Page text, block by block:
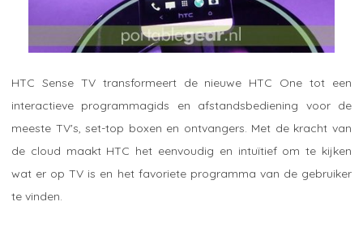
HTC Sense TV transformeert de nieuwe HTC One tot een
interactieve programmagids en afstandsbediening voor de
meeste TV's, set-top boxen en ontvangers. Met de kracht van
de cloud maakt HTC het eenvoudig en intuïtief om te kijken
wat er op TV is en het favoriete programma van de gebruiker
te vinden.